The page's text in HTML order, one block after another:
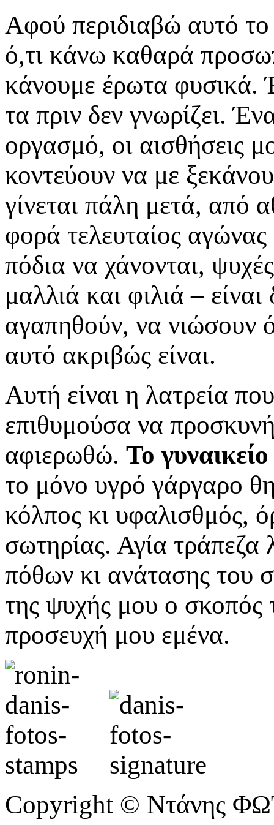
Αφού περιδιαβώ αυτό
ό,τι κάνω καθαρά
κάνουμε έρωτα φυσικά.
τα πριν δεν γνωρίζει.
οργασμό, οι αισθήσεις
κοντεύουν να με
γίνεται πάλη μετά, από
φορά τελευταίος
πόδια να χάνονται,
μαλλιά και φιλιά –
αγαπηθούν, να νιώσουν
αυτό ακριβώς είναι.
Αυτή είναι η λατρεία
επιθυμούσα να
αφιερωθώ. Το
το μόνο υγρό γάργαρο
κόλπος κι υφαλισθμός,
σωτηρίας. Αγία
πόθων κι ανάτασης του
της ψυχής μου ο σκοπός
προσευχή μου εμένα.
Copyright © Ντάνης